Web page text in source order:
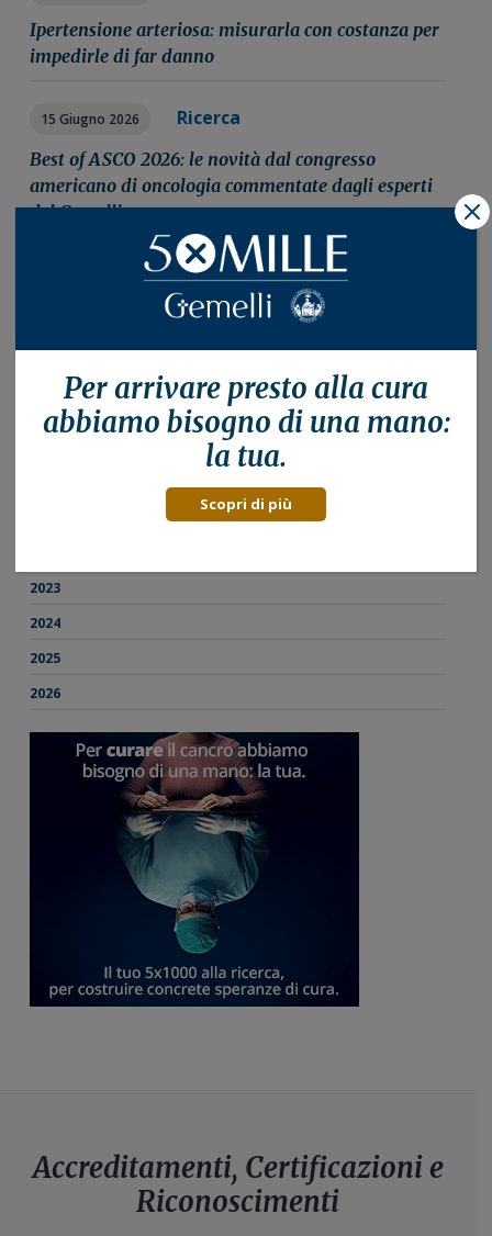
Ipertensione arteriosa: misurarla con costanza per
impedirle di far danno
15 Giugno 2026 Ricerca
Best of ASCO 2026: le novità dal congresso
americano di oncologia commentate dagli esperti
del Gemelli
2018
2023
2024
2025
2026
Accreditamenti, Certificazioni e
Riconoscimenti
Per arrivare presto alla cura
abbiamo bisogno di una mano:
la tua.
Scopri di più
X